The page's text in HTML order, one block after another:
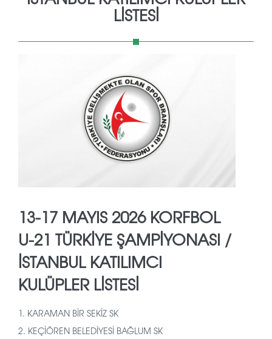
LİSTESİ
13-17 MAYIS 2026 KORFBOL
U-21 TÜRKİYE ŞAMPİYONASI /
İSTANBUL KATILIMCI
KULÜPLER LİSTESİ
1. KARAMAN BİR SEKİZ SK
2. KEÇİÖREN BELEDİYESİ BAĞLUM SK